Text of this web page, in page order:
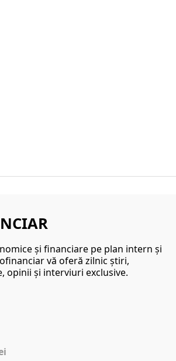
şi financiare pe plan intern şi
vă oferă zilnic ştiri,
opinii şi interviuri exclusive.